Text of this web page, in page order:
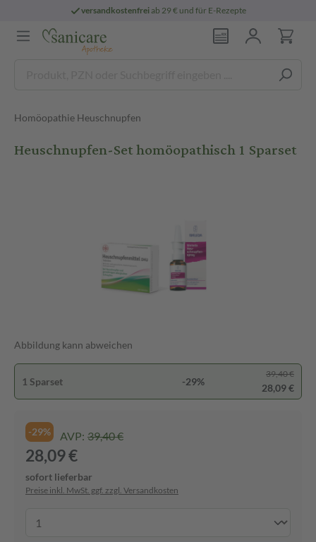
versandkostenfreiab 29 € und für E-Rezepte
Homöopathie Heuschnupfen
Heuschnupfen-Set homöopathisch 1 Sparset
Abbildung kann abweichen
1 Sparset -29%
39,40 €
28,09 €
-29% AVP: 39,40 €
28,09 €
sofort lieferbar
Preise inkl. MwSt. ggf. zzgl. Versandkosten